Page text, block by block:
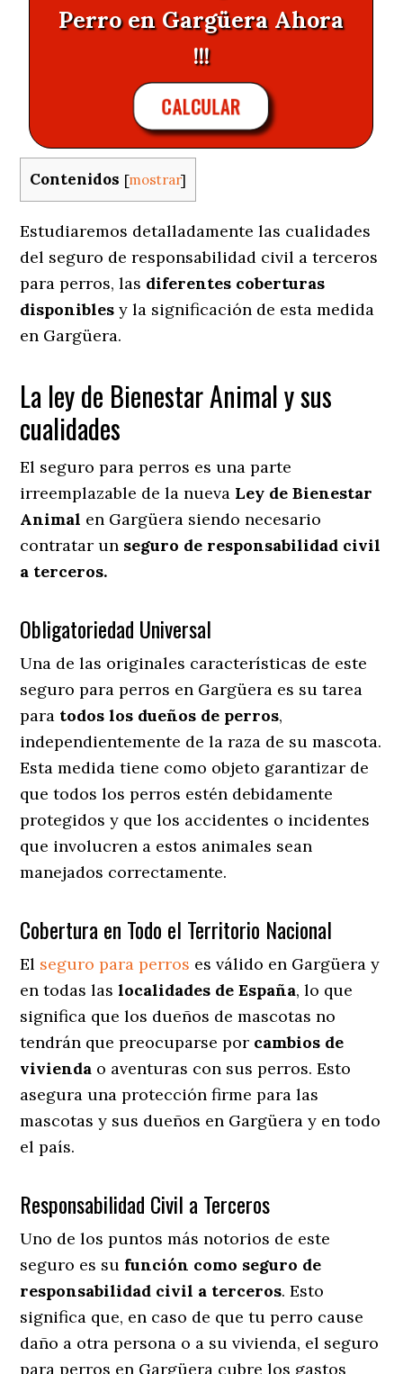
Perro en Gargüera Ahora
!!!
CALCULAR
Contenidos [mostrar]
Estudiaremos detalladamente las cualidades
del seguro de responsabilidad civil a terceros
para perros, las diferentes coberturas
disponibles y la significación de esta medida
en Gargüera.
La ley de Bienestar Animal y sus
cualidades
El seguro para perros es una parte
irreemplazable de la nueva Ley de Bienestar
Animal en Gargüera siendo necesario
contratar un seguro de responsabilidad civil
a terceros.
Obligatoriedad Universal
Una de las originales características de este
seguro para perros en Gargüera es su tarea
para todos los dueños de perros,
independientemente de la raza de su mascota.
Esta medida tiene como objeto garantizar de
que todos los perros estén debidamente
protegidos y que los accidentes o incidentes
que involucren a estos animales sean
manejados correctamente.
Cobertura en Todo el Territorio Nacional
El seguro para perros es válido en Gargüera y
en todas laslocalidades de España, lo que
significa que los dueños de mascotas no
tendrán que preocuparse por cambios de
vivienda o aventuras con sus perros. Esto
asegura una protección firme para las
mascotas y sus dueños en Gargüera y en todo
el país.
Responsabilidad Civil a Terceros
Uno de los puntos más notorios de este
seguro es su función como seguro de
responsabilidad civil a terceros. Esto
significa que, en caso de que tu perro cause
daño a otra persona o a su vivienda, el seguro
para perros en Gargüera cubre los gastos